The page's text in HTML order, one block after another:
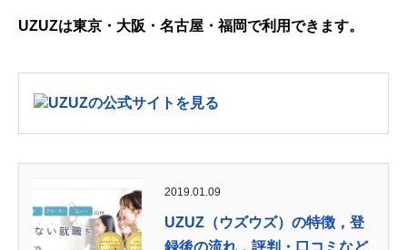
UZUZは東京・大阪・名古屋・福岡で利用できます。
UZUZの公式サイトを見る
2019.01.09
UZUZ（ウズウズ）の特徴，登
録後の流れ，評判・口コミなど